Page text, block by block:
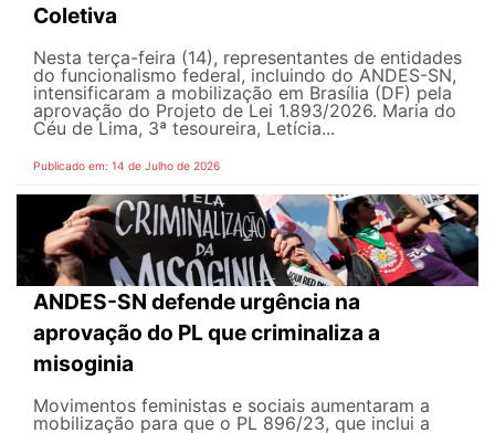
Coletiva
Nesta terça-feira (14), representantes de entidades
do funcionalismo federal, incluindo do ANDES-SN,
intensificaram a mobilização em Brasília (DF) pela
aprovação do Projeto de Lei 1.893/2026. Maria do
Céu de Lima, 3ª tesoureira, Letícia...
Publicado em: 14 de Julho de 2026
ANDES-SN defende urgência na
aprovação do PL que criminaliza a
misoginia
Movimentos feministas e sociais aumentaram a
mobilização para que o PL 896/23, que inclui a